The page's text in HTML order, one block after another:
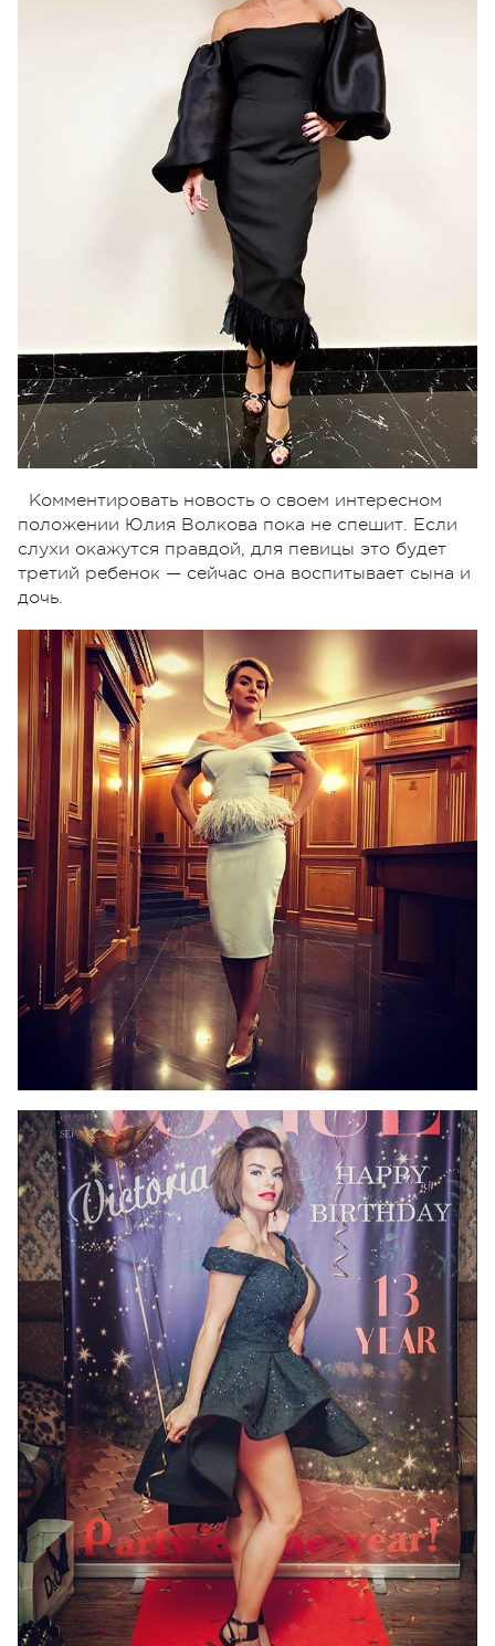
Комментировать новость о своем интересном
положении Юлия Волкова пока не спешит. Если
слухи окажутся правдой, для певицы это будет
третий ребенок — сейчас она воспитывает сына и
дочь.